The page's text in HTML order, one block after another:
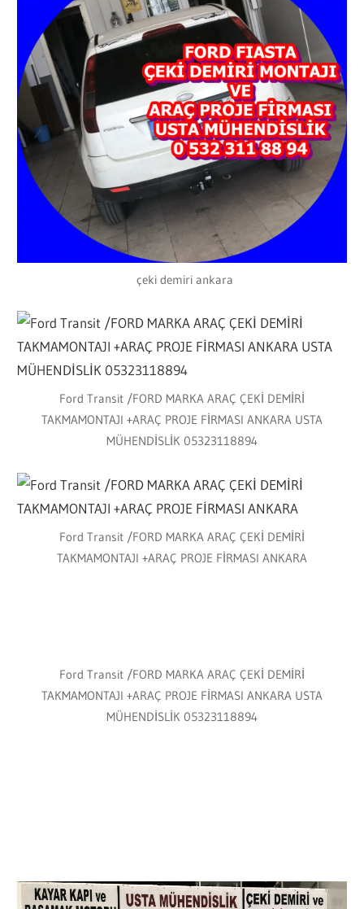
çeki demiri ankara
Ford Transit /FORD MARKA ARAÇ ÇEKİ DEMİRİ
TAKMAMONTAJI +ARAÇ PROJE FİRMASI ANKARA USTA
MÜHENDİSLİK 05323118894
Ford Transit /FORD MARKA ARAÇ ÇEKİ DEMİRİ
TAKMAMONTAJI +ARAÇ PROJE FİRMASI ANKARA
Ford Transit /FORD MARKA ARAÇ ÇEKİ DEMİRİ
TAKMAMONTAJI +ARAÇ PROJE FİRMASI ANKARA USTA
MÜHENDİSLİK 05323118894